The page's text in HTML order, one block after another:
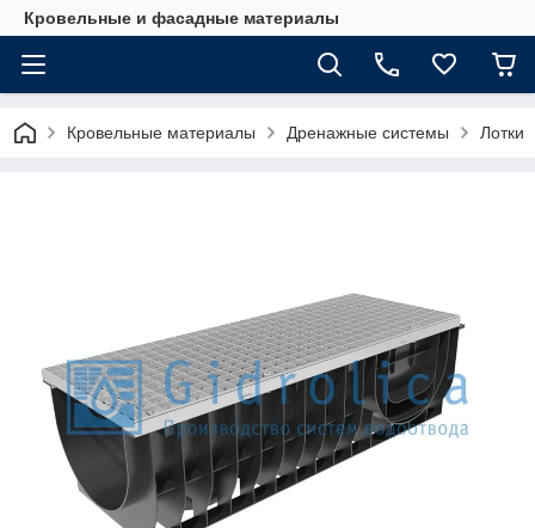
Кровельные и фасадные материалы
Кровельные материалы Дренажные системы Лотки